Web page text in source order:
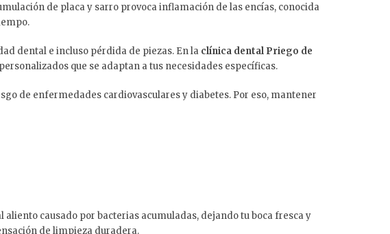
de placa y sarro provoca inflamación de las encías, conocida
dental e incluso pérdida de piezas. En la clínica dental Priego de
que se adaptan a tus necesidades específicas.
de enfermedades cardiovasculares y diabetes. Por eso, mantener
causado por bacterias acumuladas, dejando tu boca fresca y
de limpieza duradera.